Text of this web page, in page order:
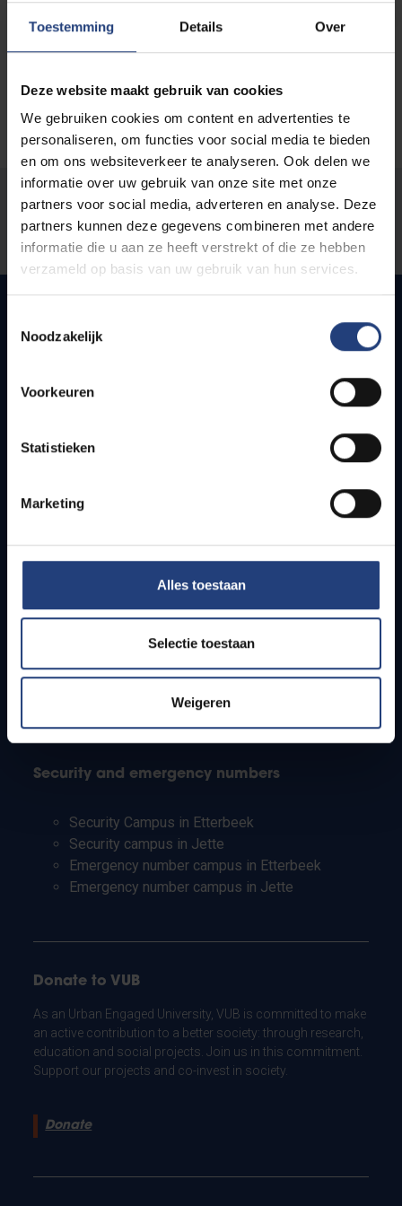
Toestemming Details Over
Deze website maakt gebruik van cookies
We gebruiken cookies om content en advertenties te
personaliseren, om functies voor social media te bieden
en om ons websiteverkeer te analyseren. Ook delen we
informatie over uw gebruik van onze site met onze
partners voor social media, adverteren en analyse. Deze
partners kunnen deze gegevens combineren met andere
informatie die u aan ze heeft verstrekt of die ze hebben
verzameld op basis van uw gebruik van hun services.
Noodzakelijk
Voorkeuren
Statistieken
Marketing
Alles toestaan
Selectie toestaan
Weigeren
Was there an error on this page?
Quick links
Webmail
How to get to the VUB campuses
Campus facilities
Info for
Students
Teachers and secondary schools
Working students
International students
Security and emergency numbers
Security Campus in Etterbeek
Security campus in Jette
Emergency number campus in Etterbeek
Emergency number campus in Jette
Donate to VUB
As an Urban Engaged University, VUB is committed to make
an active contribution to a better society: through research,
education and social projects. Join us in this commitment.
Support our projects and co-invest in society.
Donate